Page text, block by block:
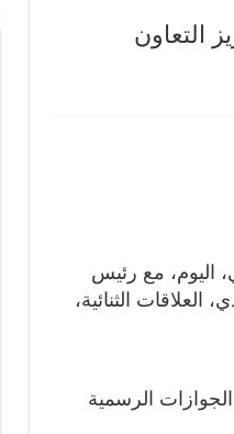
التعاون
اليوم، مع رئيس
الثنائية،
الرسمية